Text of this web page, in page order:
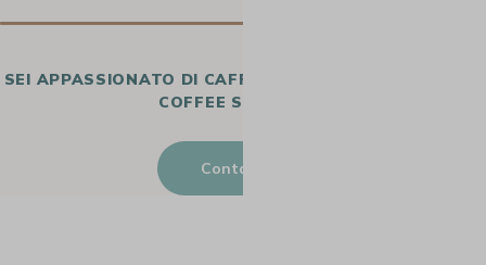
SEI APPASSIONATO DI CAFFÈ E VUOI SCRIVERE PER
COFFEE SPIRIT?
Contattaci